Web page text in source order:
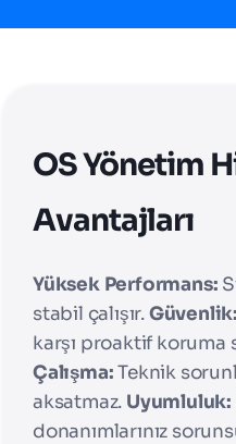
OS Yönetim
Avantajları
Yüksek Performans:
stabil çalışır.Güvenlik:
karşı proaktif koruma
Çalışma:Teknik
aksatmaz. Uyumluluk:
donanımlarınız